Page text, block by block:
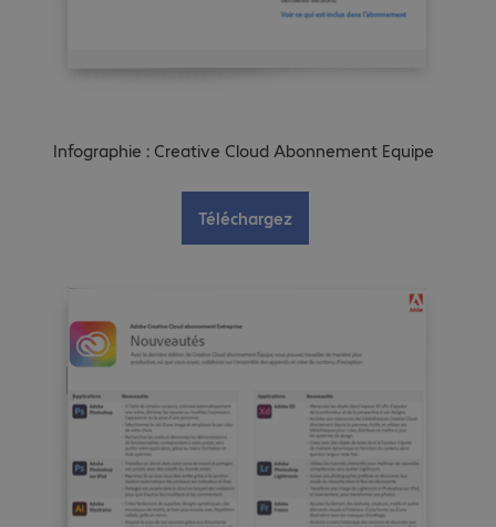
Infographie : Creative Cloud Abonnement Equipe
Téléchargez